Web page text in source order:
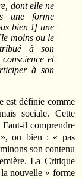
dont elle ne
une forme
bien !] une
moins ou le
à son
et
à son
est définie comme
sociale. Cette
il comprendre
», ou bien : « pas
son contenu
La Critique
nouvelle « forme